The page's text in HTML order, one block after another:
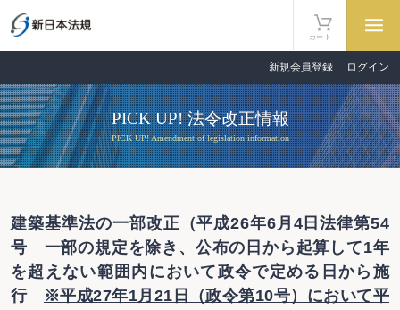
カート
新規会員登録 ログイン
PICK UP! 法令改正情報
PICK UP! Amendment of legislation information
建築基準法の一部改正（平成26年6月4日法律第54
号 一部の規定を除き、公布の日から起算して1年
を超えない範囲内において政令で定める日から施
行
※平成27年1月21日（政令第10号）において平